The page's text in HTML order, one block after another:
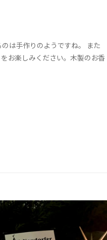
は手作りのようですね。 また
お楽しみください。木製のお香